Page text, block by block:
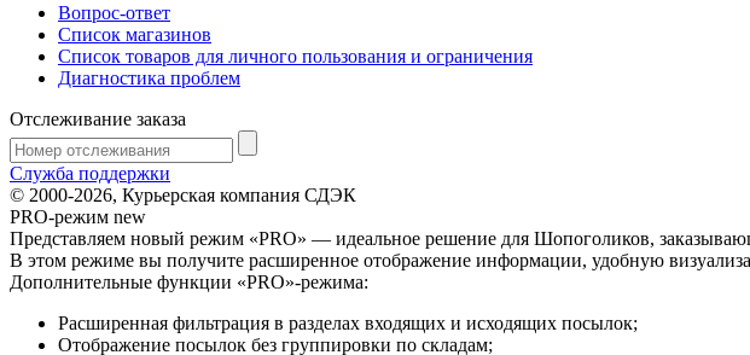
Вопрос-ответ
Список магазинов
Список товаров для личного пользования и ограничения
Диагностика проблем
Отслеживание заказа
Служба поддержки
© 2000-2026, Курьерская компания СДЭК
PRO-режим new
Представляем новый режим «PRO» — идеальное решение для Шопоголиков,
В этом режиме вы получите расширенное отображение информации, удобную
Дополнительные функции «PRO»-режима:
Расширенная фильтрация в разделах входящих и исходящих посылок;
Отображение посылок без группировки по складам;